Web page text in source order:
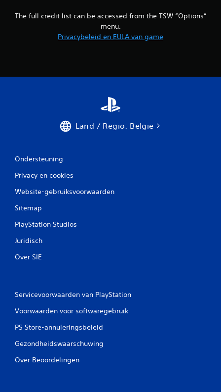
The full credit list can be accessed from the TSW “Options”
menu.
Privacybeleid en EULA van game
Land / Regio: België
Ondersteuning
Privacy en cookies
Website-gebruiksvoorwaarden
Sitemap
PlayStation Studios
Juridisch
Over SIE
Servicevoorwaarden van PlayStation
Voorwaarden voor softwaregebruik
PS Store-annuleringsbeleid
Gezondheidswaarschuwing
Over Beoordelingen